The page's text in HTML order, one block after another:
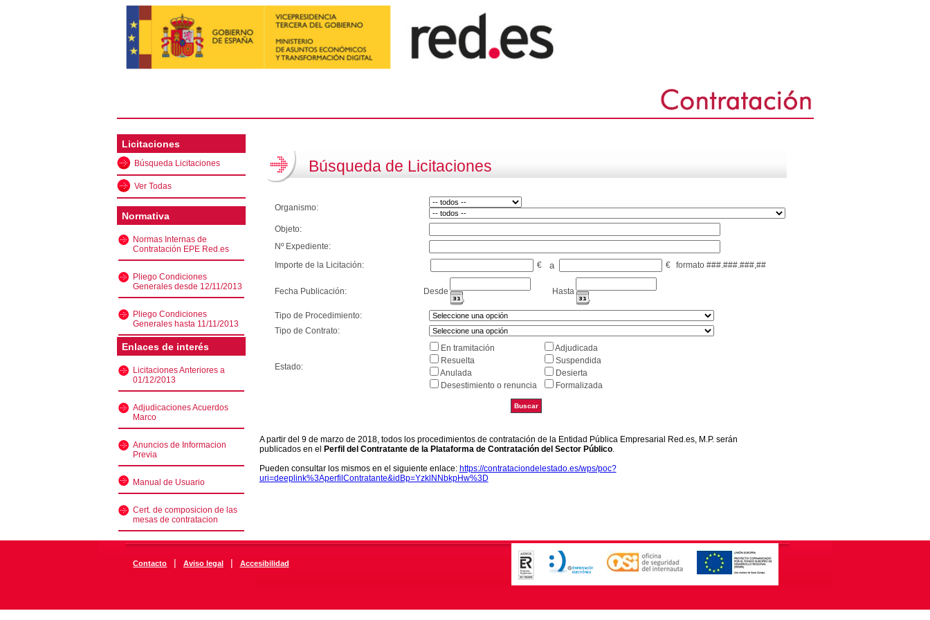
Licitaciones
Búsqueda Licitaciones
Ver Todas
Normativa
Normas Internas de
Contratación EPE Red.es
Pliego Condiciones
Generales desde 12/11/2013
Pliego Condiciones
Generales hasta 11/11/2013
Enlaces de interés
Licitaciones Anteriores a
01/12/2013
Adjudicaciones Acuerdos
Marco
Anuncios de Informacion
Previa
Manual de Usuario
Cert. de composicion de las
mesas de contratacion
Búsqueda de Licitaciones
Organismo:
Objeto:
Nº Expediente:
Importe de la Licitación:
€ a € formato ###.###.###,##
Fecha Publicación: Desde Hasta
Tipo de Procedimiento:
Tipo de Contrato:
Estado:
En tramitación
Adjudicada
Resuelta
Suspendida
Anulada
Desierta
Desestimiento o renuncia
Formalizada
A partir del 9 de marzo de 2018, todos los procedimientos de contratación de la Entidad Pública Empresarial Red.es, M.P. serán
publicados en el
Perfil del Contratante de la Plataforma de Contratación del Sector Público.
Pueden consultar los mismos en el siguiente enlace: https://contrataciondelestado.es/wps/poc?
uri=deeplink%3AperfilContratante&idBp=YzklNNbkpHw%3D
Contacto | Aviso legal | Accesibilidad